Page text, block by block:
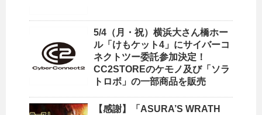
5/4（月・祝）横浜大さん橋ホー
ル「けもケット4」にサイバーコ
ネクトツー委託参加決定！
CC2STOREのケモノ及び「ソラ
トロボ」の一部商品を販売
【感謝】「ASURA’S WRATH